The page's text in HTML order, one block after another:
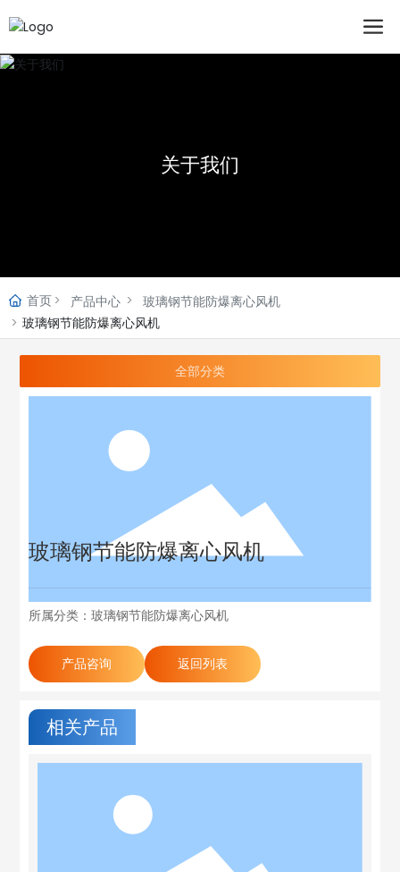
关于我们
首页 产品中心
玻璃钢节能防爆离心风机
玻璃钢节能防爆离心风机
全部分类
玻璃钢节能防爆离心风机
所属分类：玻璃钢节能防爆离心风机
产品咨询 返回列表
相关产品